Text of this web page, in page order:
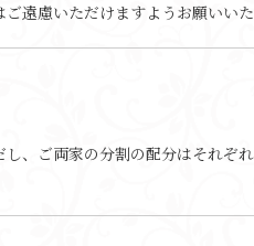
遠慮いただけますようお願いいた
、ご両家の分割の配分はそれぞ